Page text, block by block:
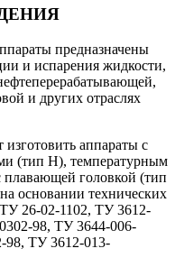
предназначены
и испарения жидкости,
и других отраслях
аппараты с
(тип Н), температурным
головкой (тип
основании технических
26-02-1102, ТУ 3612-
98, ТУ 3644-006-
98, ТУ 3612-013-